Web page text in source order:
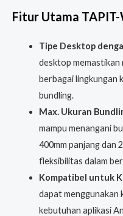
Fitur Utama
Tipe Desktop
desktop memastikan
berbagai lingkungan
bundling.
Max. Ukuran
mampu menangani
400mm panjang dan
fleksibilitas dalam
Kompatibel untuk
dapat
kebutuhan aplikasi